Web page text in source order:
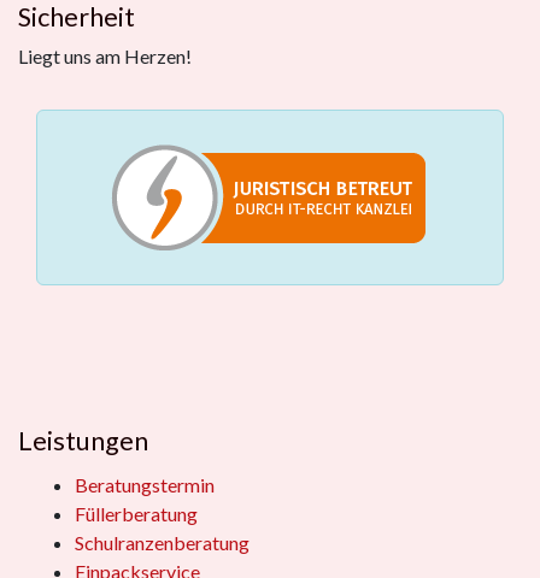
Sicherheit
Liegt uns am Herzen!
Leistungen
Beratungstermin
Füllerberatung
Schulranzenberatung
Einpackservice